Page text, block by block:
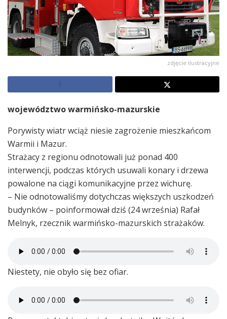
zdjęcie ilustracyjne
województwo warmińsko-mazurskie
Porywisty wiatr wciąż niesie zagrożenie mieszkańcom
Warmii i Mazur.
Strażacy z regionu odnotowali już ponad 400
interwencji, podczas których usuwali konary i drzewa
powalone na ciągi komunikacyjne przez wichurę.
– Nie odnotowaliśmy dotychczas większych uszkodzeń
budynków – poinformował dziś (24 września) Rafał
Melnyk, rzecznik warmińsko-mazurskich strażaków.
Niestety, nie obyło się bez ofiar.